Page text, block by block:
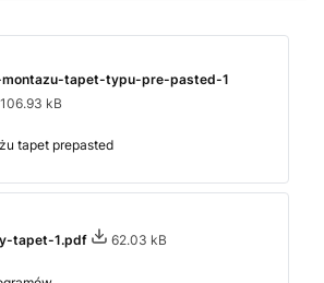
tapet-typu-pre-pasted-1
106.93 kB
tapet prepasted
tapet-1.pdf 62.03 kB